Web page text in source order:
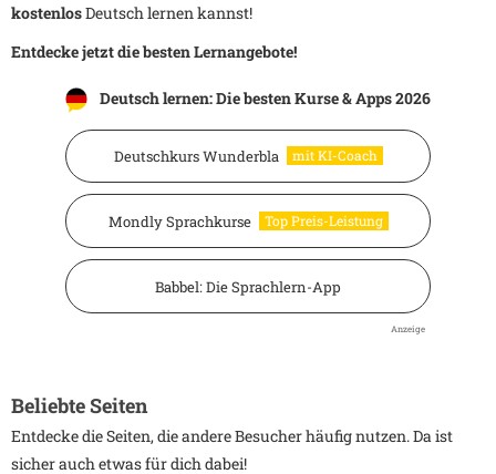
kostenlosDeutsch lernen kannst!
Entdecke jetzt die besten Lernangebote!
Deutsch lernen: Die besten Kurse & Apps 2026
Deutschkurs Wunderbla mit KI-Coach
Mondly Sprachkurse Top Preis-Leistung
Babbel: Die Sprachlern-App
Anzeige
Beliebte Seiten
Entdecke die Seiten, die andere Besucher häufig nutzen. Da ist
sicher auch etwas für dich dabei!